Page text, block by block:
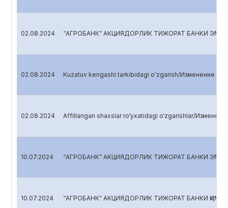
02.08.2024 “АГРОБАНК” АКЦИЯДОРЛИК ТИЖОРАТ БАНКИ
02.08.2024 Kuzatuv kengashi tarkibidagi o'zgarish/Изменение в
02.08.2024 Affillangan shaxslar ro‘yxatidagi o‘zgarishlar/
10.07.2024 “АГРОБАНК” АКЦИЯДОРЛИК ТИЖОРАТ БАНКИ
10.07.2024 “АГРОБАНК” АКЦИЯДОРЛИК ТИЖОРАТ БАНКИ